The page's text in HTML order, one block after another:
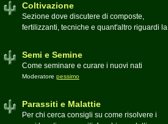
Coltivazione
Sezione dove discutere di composte,
fertilizzanti, tecniche e quant'altro riguardi la
Semi e Semine
Come seminare e curare i nuovi nati
Moderatore pessimo
Parassiti e Malattie
Per chi cerca consigli su come risolvere i